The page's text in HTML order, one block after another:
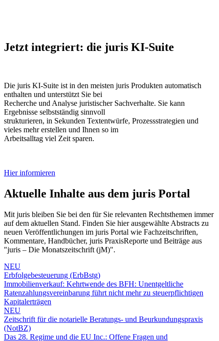
Jetzt integriert: die juris KI-Suite
Die juris KI-Suite ist in den meisten juris Produkten automatisch
enthalten und unterstützt Sie bei
Recherche und Analyse juristischer Sachverhalte. Sie kann
Ergebnisse selbstständig sinnvoll
strukturieren, in Sekunden Textentwürfe, Prozessstrategien und
vieles mehr erstellen und Ihnen so im
Arbeitsalltag viel Zeit sparen.
Hier informieren
Aktuelle Inhalte aus dem juris Portal
Mit juris bleiben Sie bei den für Sie relevanten Rechtsthemen immer
auf dem aktuellen Stand. Finden Sie hier ausgewählte Abstracts zu
neuen Veröffentlichungen im juris Portal wie Fachzeitschriften,
Kommentare, Handbücher, juris PraxisReporte und Beiträge aus
"juris – Die Monatszeitschrift (jM)".
NEU
Erbfolgebesteuerung (ErbBstg)
Immobilienverkauf: Kehrtwende des BFH: Unentgeltliche
Ratenzahlungsvereinbarung führt nicht mehr zu steuerpflichtigen
Kapitalerträgen
NEU
Zeitschrift für die notarielle Beratungs- und Beurkundungspraxis
(NotBZ)
Das 28. Regime und die EU Inc.: Offene Fragen und